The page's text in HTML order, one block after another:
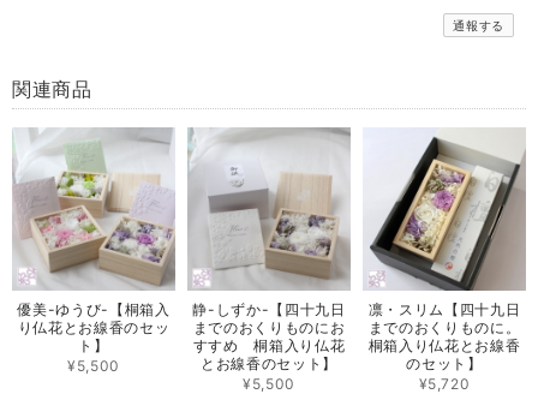
通報する
関連商品
優美-ゆうび-【桐箱入
り仏花とお線香のセッ
ト】
¥5,500
静-しずか-【四十九日
までのおくりものにお
すすめ 桐箱入り仏花
とお線香のセット】
¥5,500
凛・スリム【四十九日
までのおくりものに。
桐箱入り仏花とお線香
のセット】
¥5,720